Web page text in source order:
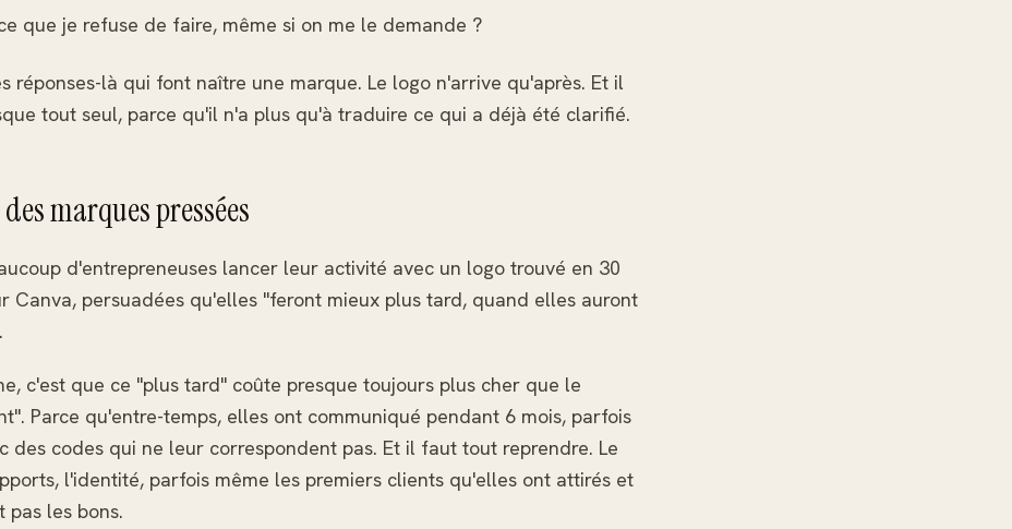
que je refuse de faire, même si on me le demande ?
réponses-là qui font naître une marque. Le logo n'arrive qu'après. Et il
tout seul, parce qu'il n'a plus qu'à traduire ce qui a déjà été clarifié.
marques pressées
d'entrepreneuses lancer leur activité avec un logo trouvé en 30
Canva, persuadées qu'elles "feront mieux plus tard, quand elles auront
c'est que ce "plus tard" coûte presque toujours plus cher que le
Parce qu'entre-temps, elles ont communiqué pendant 6 mois, parfois
des codes qui ne leur correspondent pas. Et il faut tout reprendre. Le
l'identité, parfois même les premiers clients qu'elles ont attirés et
pas les bons.